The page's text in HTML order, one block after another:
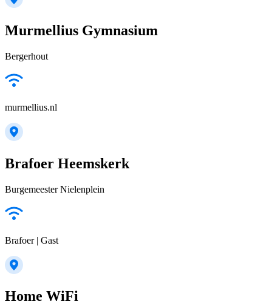
Murmellius Gymnasium
Bergerhout
murmellius.nl
Brafoer Heemskerk
Burgemeester Nielenplein
Brafoer | Gast
Home WiFi